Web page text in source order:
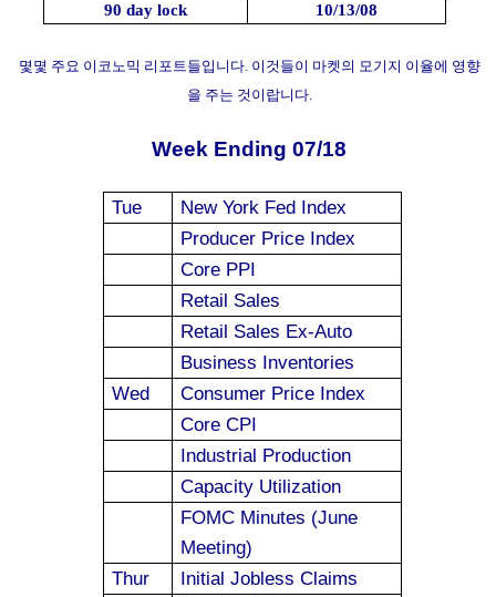
90 day lock
10/13/08
몇몇 주요 이코노믹 리포트들입니다. 이것들이 마켓의 모기지 이율에 영향
을 주는 것이랍니다.
Week Ending 07/18
Tue New York Fed Index
Producer Price Index
Core PPI
Retail Sales
Retail Sales Ex-Auto
Business Inventories
Wed
Consumer Price Index
Core CPI
Industrial Production
Capacity Utilization
FOMC Minutes (June
Meeting)
Thur
Initial Jobless Claims